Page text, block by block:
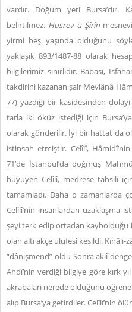
vardır. Doğum yeri Bursa’dır.
belirtilmez. Husrev ü Şîrîn
yirmi beş yaşında olduğunu
yaklaşık 893/1487-88 olarak
bilgilerimiz sınırlıdır. Babası,
takdirini kazanan şair Mevlânâ
77) yazdığı bir kasidesinden
tarla iki öküz istediği için
olarak gönderilir. İyi bir hattat da
istinsah etmiştir. Celîlî,
71’de İstanbul’da doğmuş
büyüyen Celîlî, medrese tahsili
tamamladı. Daha o zamanlarda
Celîlî’nin insanlardan uzaklaşma
şeyi terk edip ortadan kaybolduğu
olan altı akçe ulufesi kesildi.
“dânişmend” oldu Sonra aklî
Ahdî’nin verdiği bilgiye göre kırk
akrabaları nerede olduğunu
alıp Bursa’ya getirdiler.Celîlî’nin